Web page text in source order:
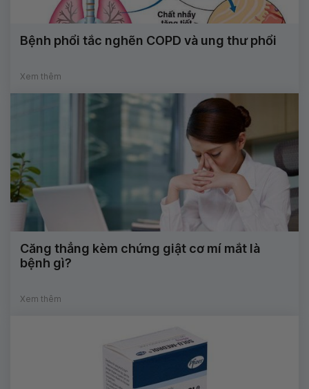
Bệnh phổi tắc nghẽn COPD và ung thư phổi
Xem thêm
Căng thẳng kèm chứng giật cơ mí mắt là
bệnh gì?
Xem thêm